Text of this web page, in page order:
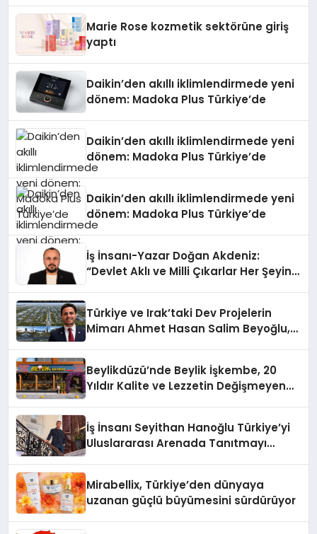
Marie Rose kozmetik sektörüne giriş
yaptı
Daikin’den akıllı iklimlendirmede yeni
dönem: Madoka Plus Türkiye’de
Daikin’den akıllı iklimlendirmede yeni
dönem: Madoka Plus Türkiye’de
Daikin’den akıllı iklimlendirmede yeni
dönem: Madoka Plus Türkiye’de
İş İnsanı-Yazar Doğan Akdeniz:
“Devlet Aklı ve Milli Çıkarlar Her Şeyin
Türkiye ve Irak’taki Dev Projelerin
Mimarı Ahmet Hasan Salim Beyoğlu,
Hayata Geçirecek
Beylikdüzü’nde Beylik İşkembe, 20
Yıldır Kalite ve Lezzetin Değişmeyen
İş İnsanı Seyithan Hanoğlu Türkiye’yi
Uluslararası Arenada Tanıtmayı
Mirabellix, Türkiye’den dünyaya
uzanan güçlü büyümesini sürdürüyor